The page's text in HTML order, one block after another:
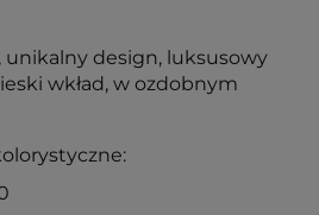
unikalny design, luksusowy
wkład, w ozdobnym